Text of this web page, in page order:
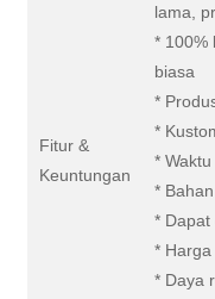
Fitur &
Keuntungan
lama,
* 100%
biasa
*
*
*
*
* Dapat
*
* Daya